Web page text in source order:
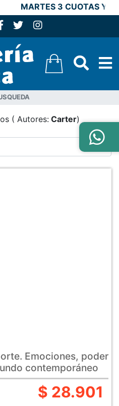
MARTES 3 CUOTAS Y
( Autores: Carter)
Emociones, poder
contemporáneo
$ 28.901